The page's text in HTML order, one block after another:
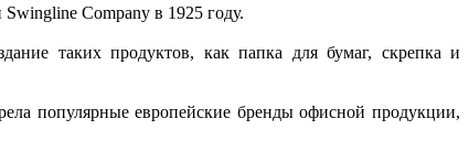
Company в 1925 году.
таких продуктов, как папка для бумаг, скрепка и
популярные европейские бренды офисной продукции,